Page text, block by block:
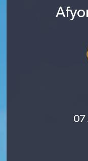
07